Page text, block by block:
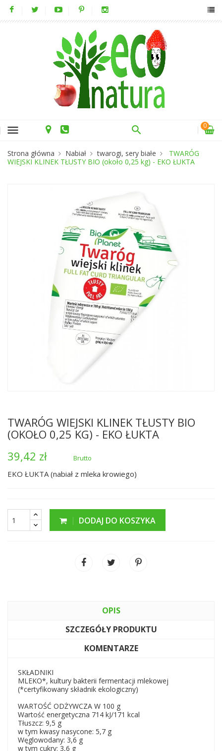
menu 0
Strona główna Nabiał twarogi, sery białe
TWARÓG
WIEJSKI KLINEK TŁUSTY BIO (około 0,25 kg) - EKO ŁUKTA
TWARÓG WIEJSKI KLINEK TŁUSTY BIO
(OKOŁO 0,25 KG) - EKO ŁUKTA
39,42 zł
Brutto
EKO ŁUKTA (nabiał z mleka krowiego)
DODAJ DO KOSZYKA
OPIS
SZCZEGÓŁY PRODUKTU
KOMENTARZE
SKŁADNIKI
MLEKO*, kultury bakterii fermentacji mlekowej
(*certyfikowany składnik ekologiczny)
WARTOŚĆ ODŻYWCZA W 100 g
Wartość energetyczna 714 kJ/171 kcal
Tłuszcz: 9,5 g
w tym kwasy nasycone: 5,7 g
Węglowodany: 3,6 g
w tym cukry: 3,6 g